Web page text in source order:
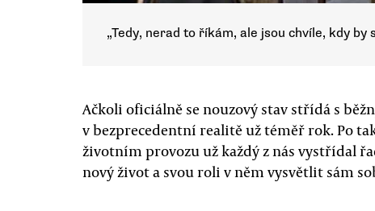
„Tedy, nerad to říkám, ale jsou chvíle, kdy
Ačkoli oficiálně se nouzový stav střídá s
v bezprecedentní realitě už téměř rok. Po
životním provozu už každý z nás vystřídal
nový život a svou roli v něm vysvětlit sám